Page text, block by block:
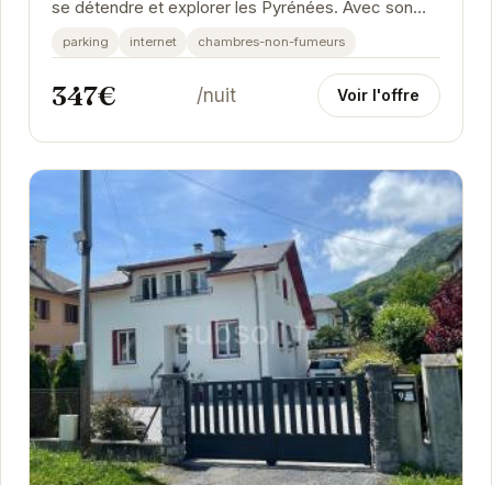
se détendre et explorer les Pyrénées. Avec son
ambiance chaleureuse et ses chambres...
parking internet chambres-non-fumeurs
347€ /nuit Voir l'offre